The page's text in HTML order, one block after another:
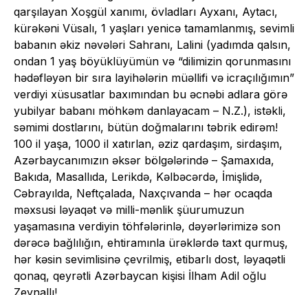
qarşılayan Xoşgül xanımı, övladları Ayxanı, Aytacı,
kürəkəni Vüsalı, 1 yaşları yenicə tamamlanmış, sevimli
babanın əkiz nəvələri Sahranı, Lalini (yadımda qalsın,
ondan 1 yaş böyüklüyümün və “dilimizin qorunmasını
hədəfləyən bir sıra layihələrin müəllifi və icraçılığımın”
verdiyi xüsusatlar baxımından bu əcnəbi adlara görə
yubilyar babanı möhkəm danlayacam – N.Z.), istəkli,
səmimi dostlarını, bütün doğmalarını təbrik edirəm!
100 il yaşa, 1000 il xatırlan, əziz qardaşım, sirdaşım,
Azərbaycanımızın əksər bölgələrində – Şamaxıda,
Bakıda, Masallıda, Lerikdə, Kəlbəcərdə, İmişlidə,
Cəbrayılda, Neftçalada, Naxçıvanda – hər ocaqda
məxsusi ləyaqət və milli-mənlik şüurumuzun
yaşamasına verdiyin töhfələrinlə, dəyərlərimizə son
dərəcə bağlılığın, ehtiramınla ürəklərdə taxt qurmuş,
hər kəsin sevimlisinə çevrilmiş, etibarlı dost, ləyaqətli
qonaq, qeyrətli Azərbaycan kişisi İlham Adil oğlu